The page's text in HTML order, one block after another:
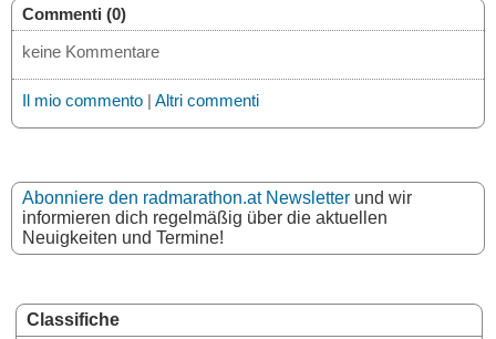
Classifiche
Commenti (0)
keine Kommentare
Il mio commento | Altri commenti
Abonniere den radmarathon.at Newsletter und wir
informieren dich regelmäßig über die aktuellen
Neuigkeiten und Termine!